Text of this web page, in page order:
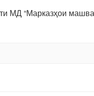
“Марказҳои